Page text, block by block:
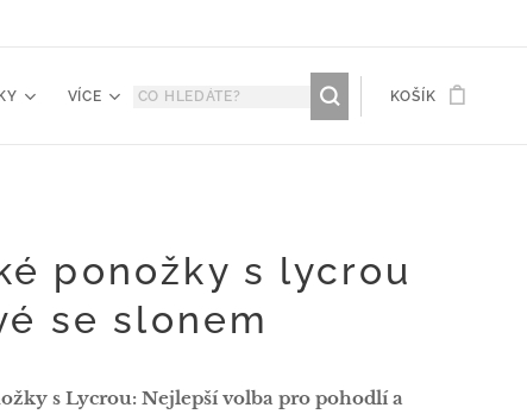
VÍCE KOŠÍK
ponožky s lycrou
se slonem
s Lycrou: Nejlepší volba pro pohodlí a